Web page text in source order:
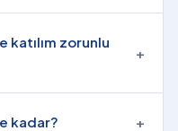
zorunlu
+
kadar? +